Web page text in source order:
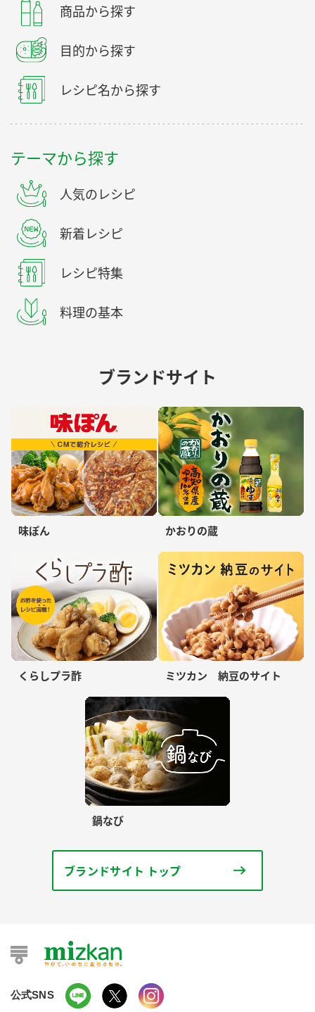
商品から探す
目的から探す
レシピ名から探す
テーマから探す
人気のレシピ
新着レシピ
レシピ特集
料理の基本
ブランドサイト
味ぽん かおりの蔵
くらしプラ酢 ミツカン 納豆のサイト
鍋なび
ブランドサイト トップ
公式SNS